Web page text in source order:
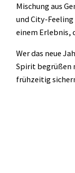
Mischung aus
und City-
einem Erlebnis,
Wer das neue
Spirit begrüßen
frühzeitig